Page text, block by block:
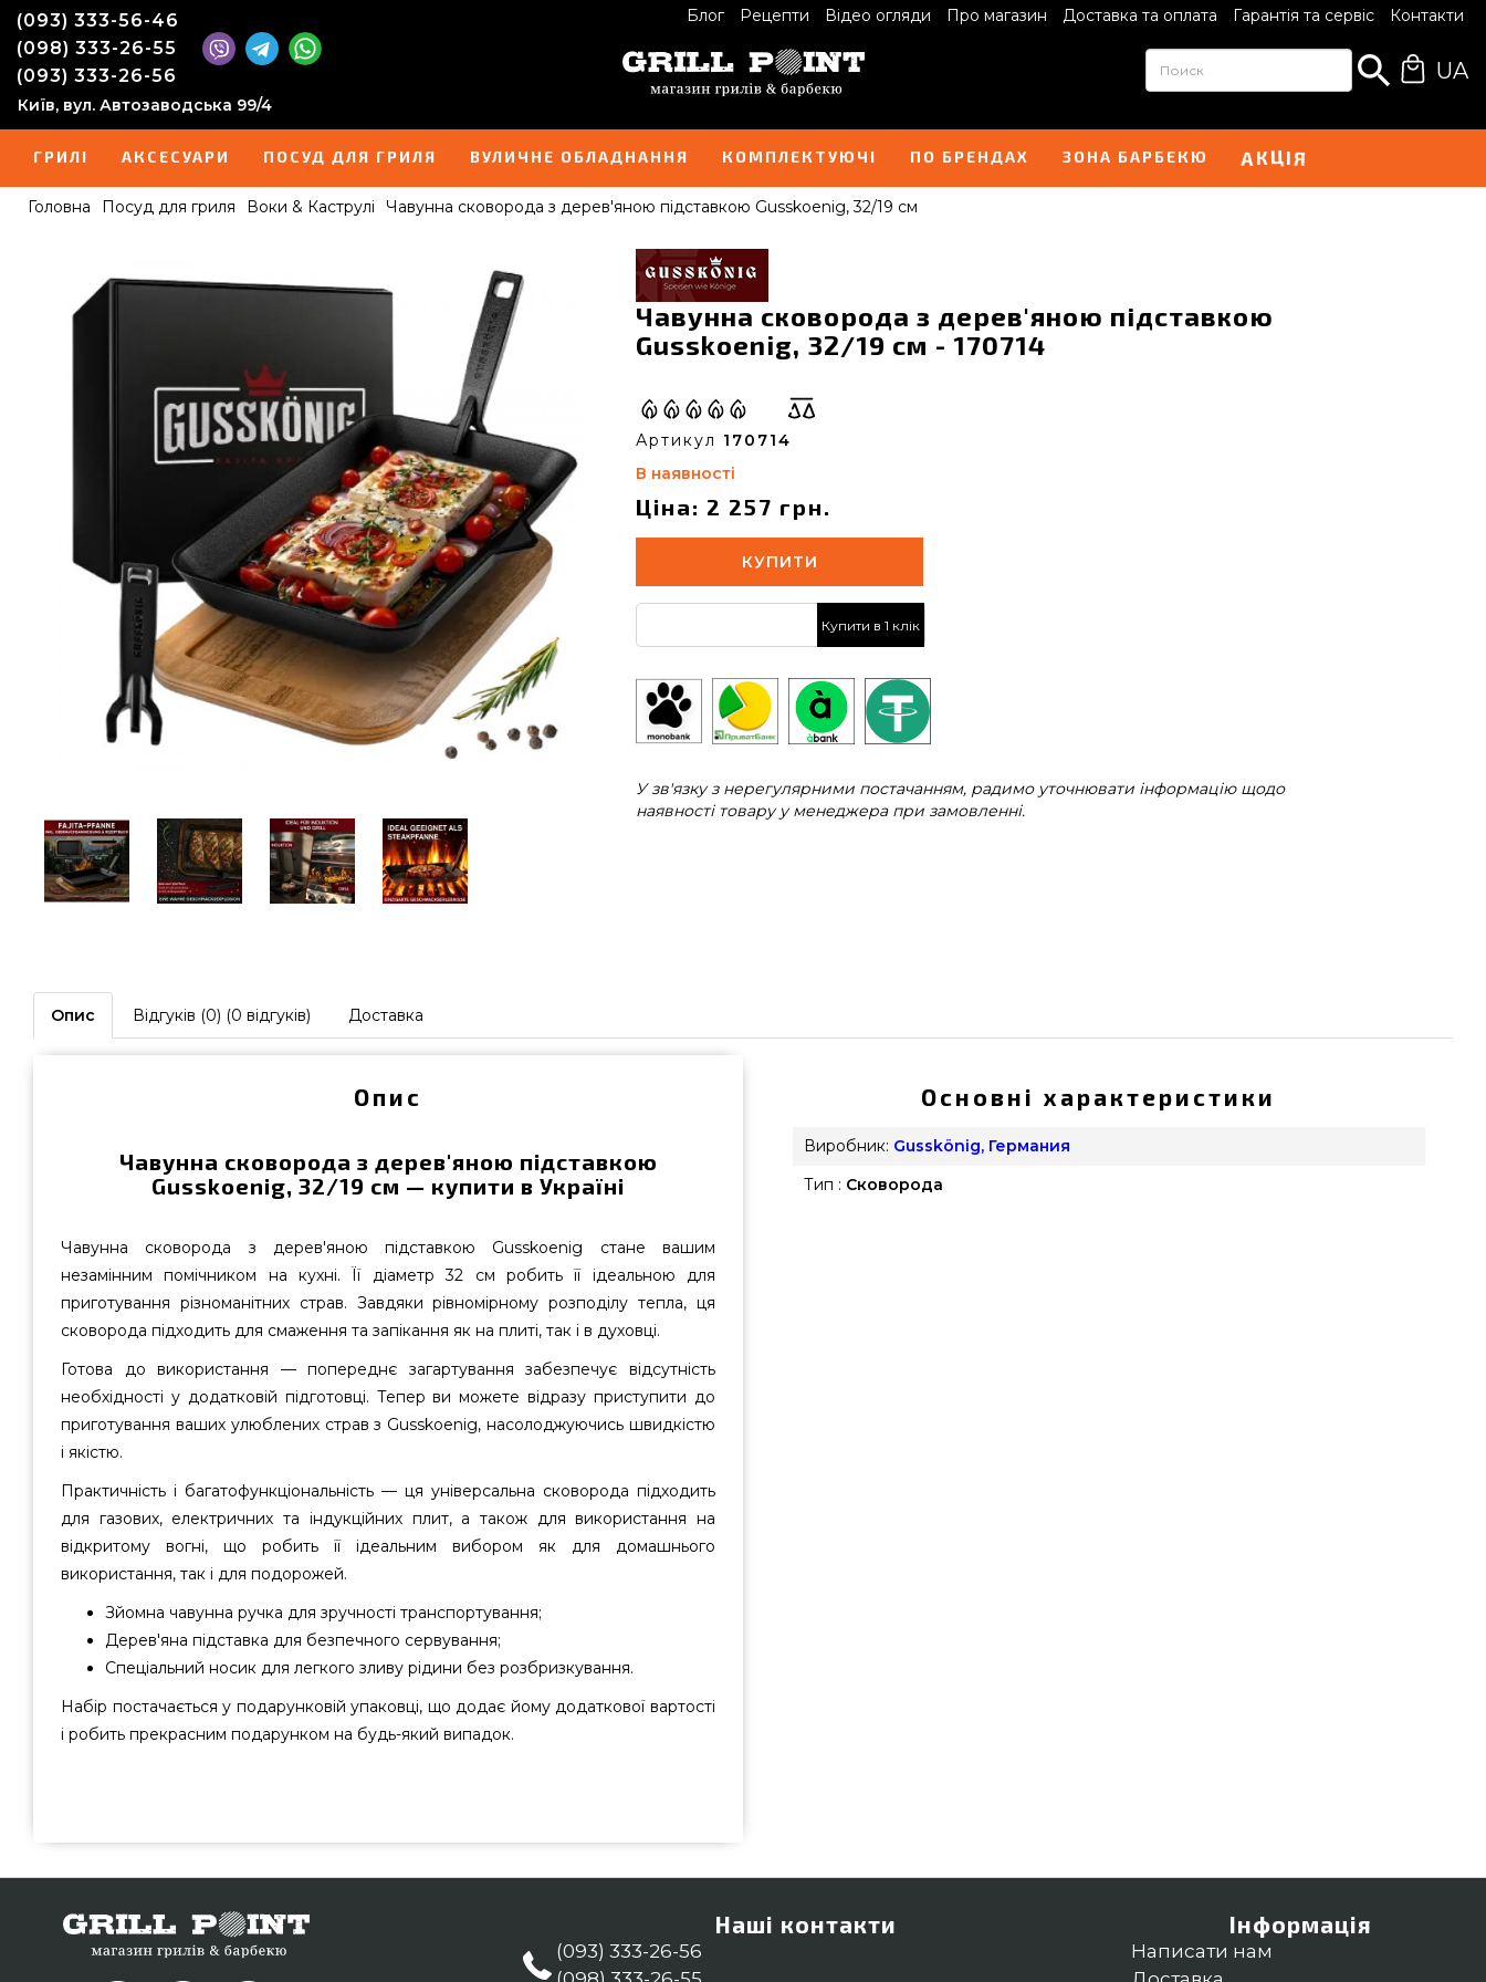
Блог Рецепти Відео огляди Про магазин Доставка та оплата Гарантія та сервіс Контакти
(093) 333-56-46
(098) 333-26-55
(093) 333-26-56
Київ, вул. Автозаводська 99/4
UA
ГРИЛІ АКСЕСУАРИ ПОСУД ДЛЯ ГРИЛЯ ВУЛИЧНЕ ОБЛАДНАННЯ КОМПЛЕКТУЮЧІ ПО БРЕНДАХ ЗОНА БАРБЕКЮ АКЦІЯ
Головна Посуд для гриля Воки & Каструлі Чавунна сковорода з дерев'яною підставкою Gusskoenig, 32/19 см
Чавунна сковорода з дерев'яною підставкою
Gusskoenig, 32/19 см - 170714
Артикул 170714
В наявності
Ціна: 2 257 грн.
КУПИТИ
Купити в 1 клік
У зв'язку з нерегулярними постачанням, радимо уточнювати інформацію щодо
наявності товару у менеджера при замовленні.
Опис Відгуків (0) (0 відгуків) Доставка
Опис
Чавунна сковорода з дерев'яною підставкою
Gusskoenig, 32/19 см — купити в Україні
Чавунна сковорода з дерев'яною підставкою Gusskoenig стане вашим
незамінним помічником на кухні. Її діаметр 32 см робить її ідеальною для
приготування різноманітних страв. Завдяки рівномірному розподілу тепла, ця
сковорода підходить для смаження та запікання як на плиті, так і в духовці.
Готова до використання — попереднє загартування забезпечує відсутність
необхідності у додатковій підготовці. Тепер ви можете відразу приступити до
приготування ваших улюблених страв з Gusskoenig, насолоджуючись швидкістю
і якістю.
Практичність і багатофункціональність — ця універсальна сковорода підходить
для газових, електричних та індукційних плит, а також для використання на
відкритому вогні, що робить її ідеальним вибором як для домашнього
використання, так і для подорожей.
Зйомна чавунна ручка для зручності транспортування;
Дерев'яна підставка для безпечного сервування;
Спеціальний носик для легкого зливу рідини без розбризкування.
Набір постачається у подарунковій упаковці, що додає йому додаткової вартості
і робить прекрасним подарунком на будь-який випадок.
грн. в каталозі грилів та аксесуарів Гриль Поінт. Привабливі пропозиції на Воки &
Каструлі в онлайн каталозі grillpoint.com.ua Наберіть прямо зараз нашим працівникам
Франківськ, Вінниця, Тернопіль
Основні характеристики
Виробник: Gusskönig, Германия
Тип : Сковорода
Наші контакти
(093) 333-26-56
Інформація
Написати нам